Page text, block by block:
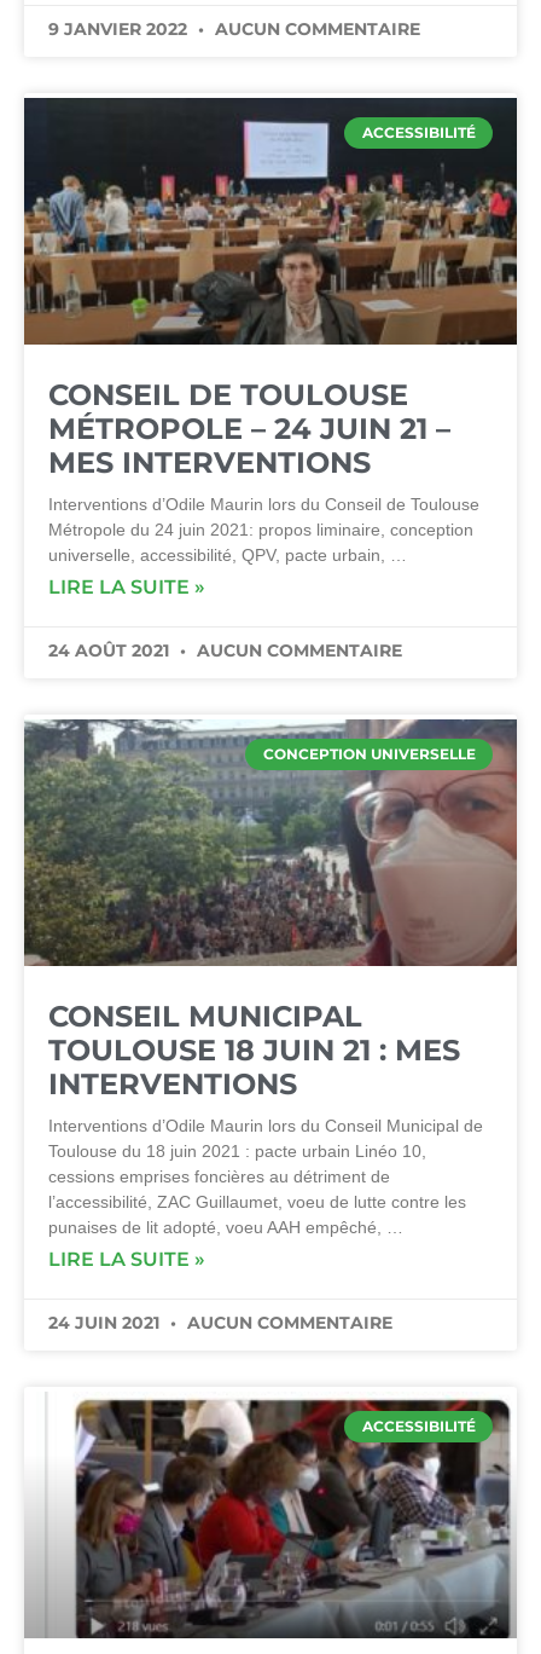
9 JANVIER 2022 AUCUN COMMENTAIRE
ACCESSIBILITÉ
CONSEIL DE TOULOUSE
MÉTROPOLE – 24 JUIN 21 –
MES INTERVENTIONS
Interventions d’Odile Maurin lors du Conseil de Toulouse
Métropole du 24 juin 2021: propos liminaire, conception
universelle, accessibilité, QPV, pacte urbain, …
LIRE LA SUITE »
24 AOÛT 2021 AUCUN COMMENTAIRE
CONCEPTION UNIVERSELLE
CONSEIL MUNICIPAL
TOULOUSE 18 JUIN 21 : MES
INTERVENTIONS
Interventions d’Odile Maurin lors du Conseil Municipal de
Toulouse du 18 juin 2021 : pacte urbain Linéo 10,
cessions emprises foncières au détriment de
l’accessibilité, ZAC Guillaumet, voeu de lutte contre les
punaises de lit adopté, voeu AAH empêché, …
LIRE LA SUITE »
24 JUIN 2021 AUCUN COMMENTAIRE
ACCESSIBILITÉ